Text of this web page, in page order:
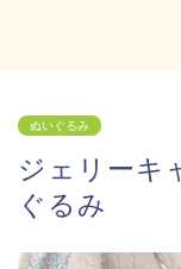
ぬいぐるみ
ジェリーキ
ぐるみ